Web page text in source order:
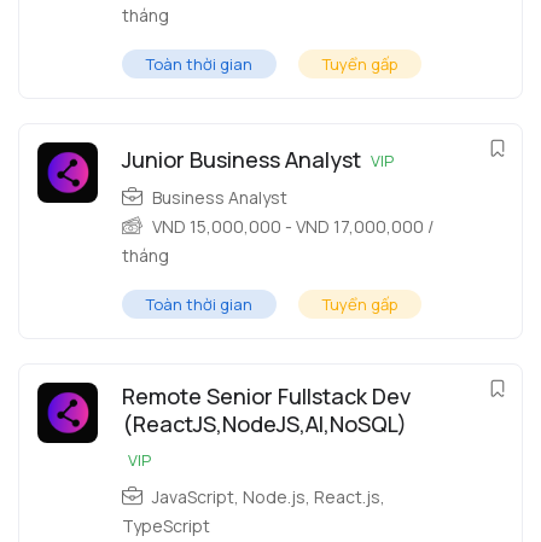
tháng
Toàn thời gian Tuyển gấp
Junior Business Analyst VIP
Business Analyst
VND 15,000,000 - VND 17,000,000 /
tháng
Toàn thời gian Tuyển gấp
Remote Senior Fullstack Dev
(ReactJS,NodeJS,AI,NoSQL)
VIP
JavaScript, Node.js, React.js,
TypeScript